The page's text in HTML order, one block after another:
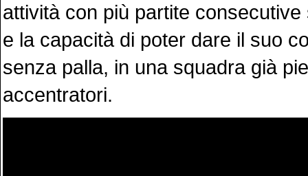
attività con più partite
e la capacità di poter dare il suo
senza palla, in una squadra già
accentratori.